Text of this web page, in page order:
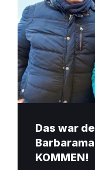
Das war
KOMMEN!